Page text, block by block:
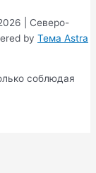
| Северо-
by Тема Astra
соблюдая